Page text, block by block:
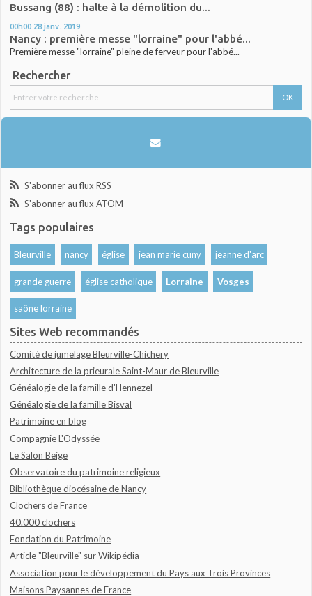
Bussang (88) : halte à la démolition du...
00h00 28 janv. 2019
Nancy : première messe "lorraine" pour l'abbé...
Première messe "lorraine" pleine de ferveur pour l'abbé...
Rechercher
S'abonner au flux RSS
S'abonner au flux ATOM
Tags populaires
Bleurville nancy église jean marie cuny jeanne d'arc
grande guerre église catholique Lorraine Vosges
saône lorraine
Sites Web recommandés
Comité de jumelage Bleurville-Chichery
Architecture de la prieurale Saint-Maur de Bleurville
Généalogie de la famille d'Hennezel
Généalogie de la famille Bisval
Patrimoine en blog
Compagnie L'Odyssée
Le Salon Beige
Observatoire du patrimoine religieux
Bibliothèque diocésaine de Nancy
Clochers de France
40.000 clochers
Fondation du Patrimoine
Article "Bleurville" sur Wikipédia
Association pour le développement du Pays aux Trois Provinces
Maisons Paysannes de France